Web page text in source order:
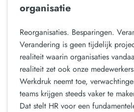
organisatie
Reorganisaties. Besparingen.
Verandering is geen tijdelijk
realiteit waarin organisaties
realiteit zet ook onze
Werkdruk neemt toe,
teams krijgen steeds vaker te
Dat stelt HR voor een